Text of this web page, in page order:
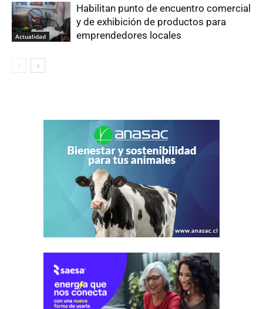
Actualidad
Habilitan punto de encuentro comercial
y de exhibición de productos para
emprendedores locales